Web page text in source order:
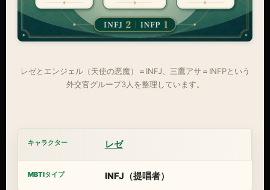
レゼとエンジェル（天使の悪魔）＝INFJ、三鷹アサ＝INFPという
外交官グループ3人を整理しています。
レゼ
INFJ（提唱者）